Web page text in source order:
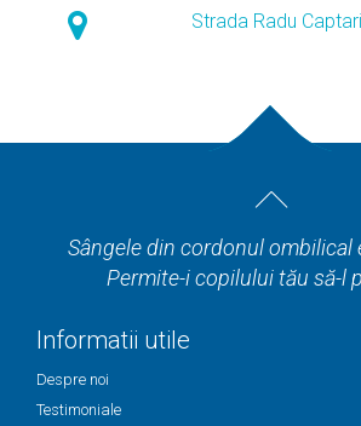
Strada Radu
Sângele din cordonul ombilical
Permite-i copilului tău să-l
Informatii utile
Despre noi
Testimoniale